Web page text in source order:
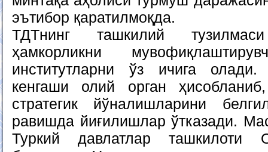
эътибор қаратилмоқда.
ТДТнинг ташкилий
ҳамкорликни
институтларни ўз ичига
кенгаши олий орган
стратегик йўналишларини
равишда йиғилишлар ўтказади.
Туркий давлатлар ташкилоти